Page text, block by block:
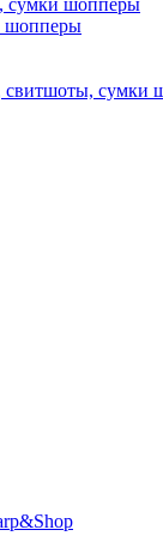
сумки шопперы
шопперы
свитшоты, сумки